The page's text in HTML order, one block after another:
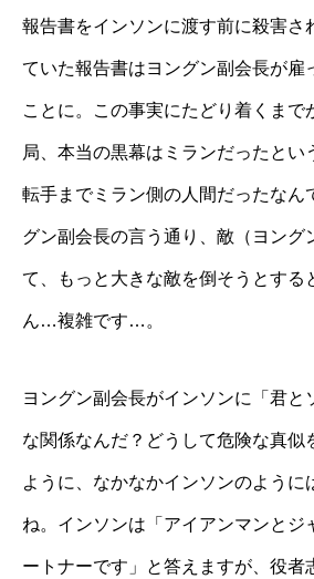
報告書をインソンに渡す前に殺害さ
ていた報告書はヨングン副会長が雇
ことに。この事実にたどり着くまで
局、本当の黒幕はミランだったとい
転手までミラン側の人間だったなん
グン副会長の言う通り、敵（ヨング
て、もっと大きな敵を倒そうとする
ん…複雑です…。
ヨングン副会長がインソンに「君と
な関係なんだ？どうして危険な真似
ように、なかなかインソンのように
ね。インソンは「アイアンマンとジ
ートナーです」と答えますが、役者